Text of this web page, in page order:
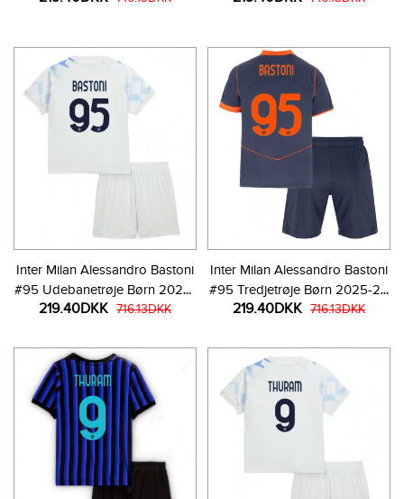
Inter Milan Alessandro Bastoni
#95 Udebanetrøje Børn 2025-
26 Kortærmet (+ Korte bukser)
219.40DKK 716.13DKK
Inter Milan Alessandro Bastoni
#95 Tredjetrøje Børn 2025-26
Kortærmet (+ Korte bukser)
219.40DKK 716.13DKK